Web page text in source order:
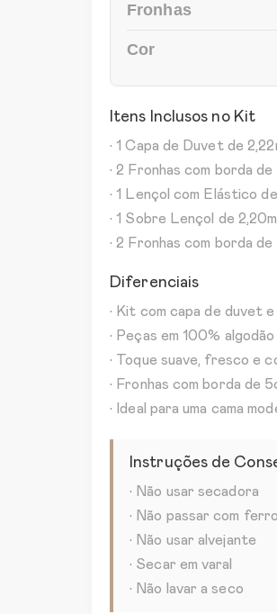
Fronhas
Cor
Itens Inclusos no Kit
• 1 Capa de Duvet de
• 2 Fronhas com borda
• 1 Lençol com Elástico
• 1 Sobre Lençol de
• 2 Fronhas com borda
Diferenciais
• Kit com capa de duvet
• Peças em 100%
• Toque suave, fresco e
• Fronhas com borda de
• Ideal para uma cama
Instruções de
• Não usar secadora
• Não passar com ferro
• Não usar alvejante
• Secar em varal
• Não lavar a seco